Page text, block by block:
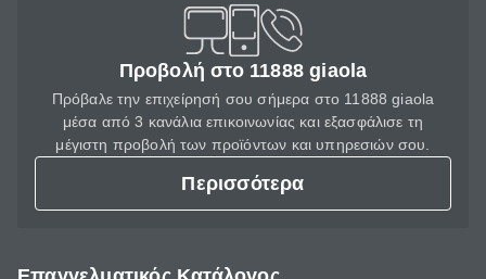
Προβολή στο 11888 giaola
Πρόβαλε την επιχείρησή σου σήμερα στο 11888 giaola
μέσα από 3 κανάλια επικοινωνίας και εξασφάλισε τη
μέγιστη προβολή των προϊόντων και υπηρεσιών σου.
Περισσότερα